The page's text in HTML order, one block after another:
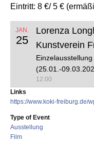
Eintritt: 8 €/ 5 €
JAN.
25
Lorenza
Kunstverein
(25.01.-
12:00
Links
https://www.koki-freiburg.de/
Type of Event
Ausstellung
Film